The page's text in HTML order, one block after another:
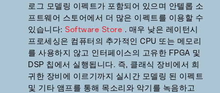
로그 모델링 이펙트가 포함되어 있으며 안텔롭 소
프트웨어 스토어에서 더 많은 이펙트를 이용할 수
있습니다: Software Store . 매우 낮은 레이턴시
프로세싱은 컴퓨터의 추가적인 CPU 또는 메모리
를 사용하지 않고 인터페이스의 고유한 FPGA 및
DSP 칩에서 실행됩니다. 즉, 클래식 장비에서 희
귀한 장비에 이르기까지 실시간 모델링 된 이펙트
및 기타 앰프를 통해 목소리와 악기를 녹음하고